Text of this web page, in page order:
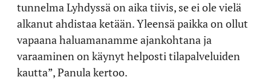
tunnelma Lyhdyssä on aika tiivis, se ei ole vielä
alkanut ahdistaa ketään. Yleensä paikka on ollut
vapaana haluamanamme ajankohtana ja
varaaminen on käynyt helposti tilapalveluiden
kautta”, Panula kertoo.